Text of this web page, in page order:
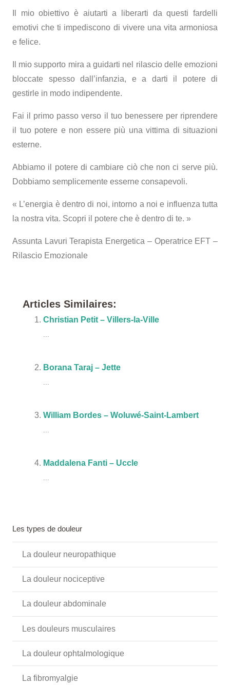
Il mio obiettivo è aiutarti a liberarti da questi fardelli
emotivi che ti impediscono di vivere una vita armoniosa
e felice.
Il mio supporto mira a guidarti nel rilascio delle emozioni
bloccate spesso dall’infanzia, e a darti il ​​potere di
gestirle in modo indipendente.
Fai il primo passo verso il tuo benessere per riprendere
il tuo potere e non essere più una vittima di situazioni
esterne.
Abbiamo il potere di cambiare ciò che non ci serve più.
Dobbiamo semplicemente esserne consapevoli.
« L’energia è dentro di noi, intorno a noi e influenza tutta
la nostra vita. Scopri il potere che è dentro di te. »
Assunta Lavuri Terapista Energetica – Operatrice EFT –
Rilascio Emozionale
Articles Similaires:
Christian Petit – Villers-la-Ville
...
Borana Taraj – Jette
...
William Bordes – Woluwé-Saint-Lambert
...
Maddalena Fanti – Uccle
...
Les types de douleur
La douleur neuropathique
La douleur nociceptive
La douleur abdominale
Les douleurs musculaires
La douleur ophtalmologique
La fibromyalgie